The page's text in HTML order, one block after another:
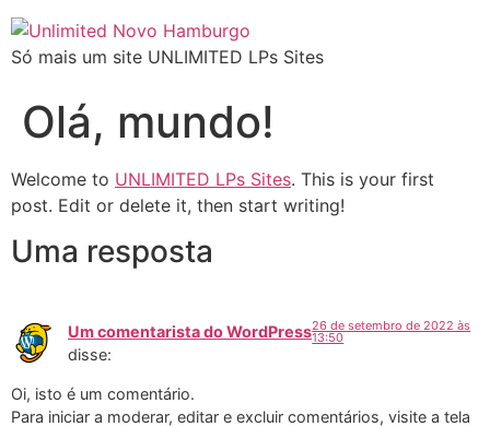
Só mais um site UNLIMITED LPs Sites
Olá, mundo!
Welcome to UNLIMITED LPs Sites. This is your first
post. Edit or delete it, then start writing!
Uma resposta
Um comentarista do WordPress
disse:
26 de setembro de 2022 às
13:50
Oi, isto é um comentário.
Para iniciar a moderar, editar e excluir comentários, visite a tela